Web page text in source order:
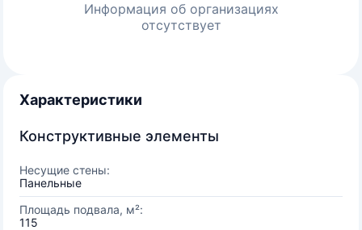
Информация об организациях
отсутствует
Характеристики
Конструктивные элементы
Несущие стены:
Панельные
Площадь подвала, м²:
115